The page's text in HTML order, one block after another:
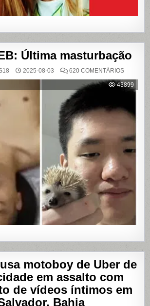
Última masturbação
2025-08-03 620 COMENTÁRIOSEM
WEB:
ÚLTIMA
43899
motoboy de Uber de
em assalto com
de vídeos íntimos em
Bahia